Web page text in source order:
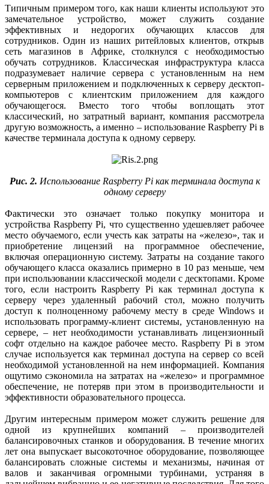
Типичным примером того, как наши клиенты используют это
замечательное устройство, может служить создание
эффективных и недорогих обучающих классов для
сотрудников. Один из наших ритейловых клиентов, открыв
сеть магазинов в Африке, столкнулся с необходимостью
обучать сотрудников. Классическая инфраструктура класса
подразумевает наличие сервера с установленным на нем
серверным приложением и подключенных к серверу десктоп-
компьютеров с клиентским приложением для каждого
обучающегося. Вместо того чтобы воплощать этот
классический, но затратный вариант, компания рассмотрела
другую возможность, а именно – использование Raspberry Pi в
качестве терминала доступа к одному серверу.
Рис. 2. Использование Raspberry Pi как терминала доступа к
одному серверу
Фактически это означает только покупку монитора и
устройства Raspberry Pi, что существенно удешевляет рабочее
место обучаемого, если учесть как затраты на «железо», так и
приобретение лицензий на программное обеспечение,
включая операционную систему. Затраты на создание такого
обучающего класса оказались примерно в 10 раз меньше, чем
при использовании классической модели с десктопами. Кроме
того, если настроить Raspberry Pi как терминал доступа к
серверу через удаленный рабочий стол, можно получить
доступ к полноценному рабочему месту в среде Windows и
использовать программу-клиент системы, установленную на
сервере, – нет необходимости устанавливать лицензионный
софт отдельно на каждое рабочее место. Raspberry Pi в этом
случае используется как терминал доступа на сервер со всей
необходимой установленной на нем информацией. Компания
ощутимо сэкономила на затратах на «железо» и программное
обеспечение, не потеряв при этом в производительности и
эффективности образовательного процесса.
Другим интересным примером может служить решение для
одной из крупнейших компаний – производителей
балансировочных станков и оборудования. В течение многих
лет она выпускает высокоточное оборудование, позволяющее
балансировать сложные системы и механизмы, начиная от
валов и заканчивая огромными турбинами, устраняя в